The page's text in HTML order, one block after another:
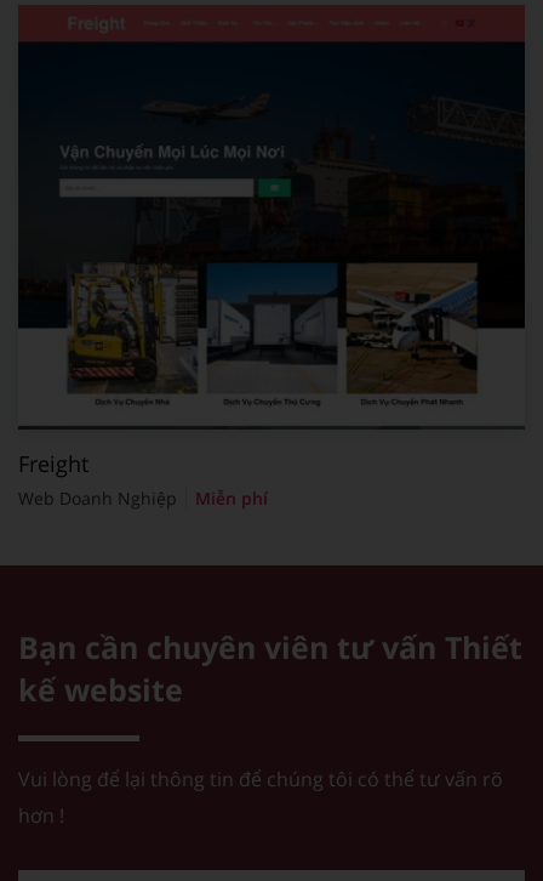
Freight
Web Doanh Nghiệp Miễn phí
Bạn cần chuyên viên tư vấn Thiết
kế website
Vui lòng để lại thông tin để chúng tôi có thể tư vấn rõ
hơn !